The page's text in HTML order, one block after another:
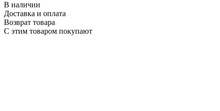
В наличии
Доставка и оплата
Возврат товара
С этим товаром покупают